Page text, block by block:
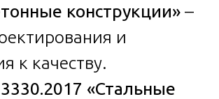
конструкции» –
и
к качеству.
«Стальные